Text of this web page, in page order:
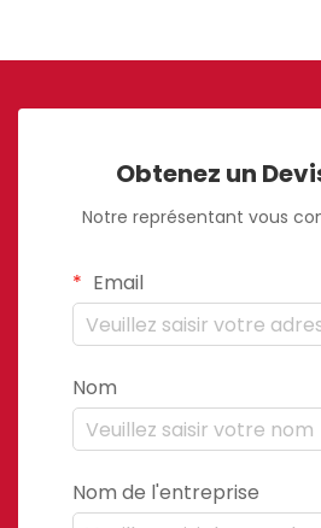
Obtenez un
Notre représentant vous
Email
Nom
Nom de l'entreprise